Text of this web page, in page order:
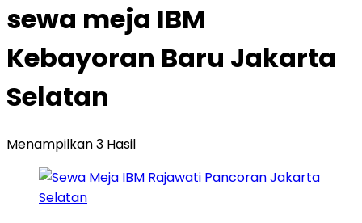
sewa meja IBM
Kebayoran Baru Jakarta
Selatan
Menampilkan 3 Hasil